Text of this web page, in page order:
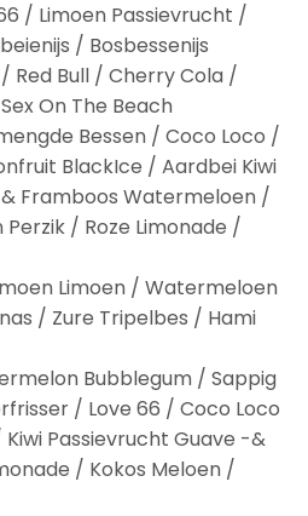
/ Limoen Passievrucht /
/ Bosbessenijs
Red Bull / Cherry Cola /
On The Beach
Bessen / Coco Loco /
BlackIce / Aardbei Kiwi
Framboos Watermeloen /
/ Roze Limonade /
Limoen / Watermeloen
/ Zure Tripelbes / Hami
Bubblegum / Sappig
/ Love 66 / Coco Loco
Passievrucht Guave -&
/ Kokos Meloen /